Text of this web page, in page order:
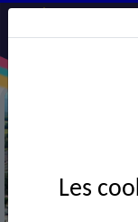
Les